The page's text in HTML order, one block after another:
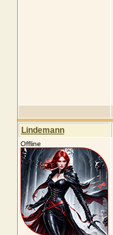
Lindemann
Offline